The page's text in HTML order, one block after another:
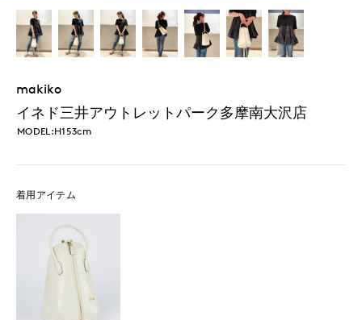
makiko
イネド三井アウトレットパーク多摩南大沢店
MODEL:H153cm
着用アイテム